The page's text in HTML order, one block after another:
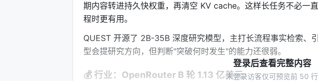
期内容转进持久快权重，再清空 KV cache。这样长任务不必一
程时更有用。
QUEST 开源了 2B-35B 深度研究模型，主打长流程事实检索、
型会提研究方向，但判断"突破何时发生"的能力还很弱。
💰 行业：OpenRouter B 轮 1.13 亿美元
登录后查看完整内容
未登录访客仅可预览前 50 行